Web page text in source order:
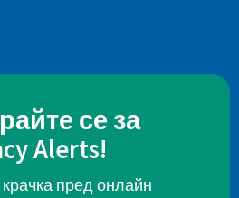
се за
Alerts!
пред онлайн